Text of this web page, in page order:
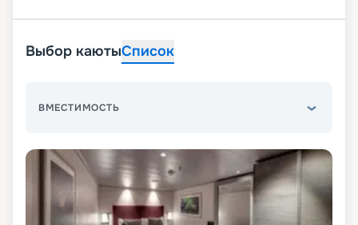
Выбор каютыСписок
ВМЕСТИМОСТЬ